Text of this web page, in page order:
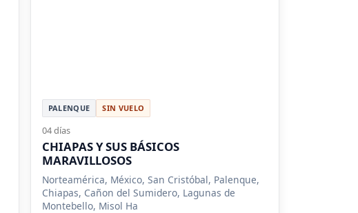
PALENQUE SIN VUELO
04 días
CHIAPAS Y SUS BÁSICOS
MARAVILLOSOS
Norteamérica, México, San Cristóbal, Palenque,
Chiapas, Cañon del Sumidero, Lagunas de
Montebello, Misol Ha